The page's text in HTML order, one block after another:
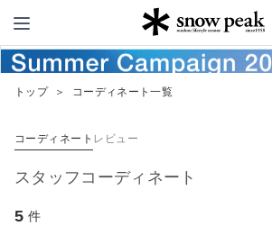
Snow Peak
トップ ＞ コーディネート一覧
コーディネート レビュー
スタッフコーディネート
5 件